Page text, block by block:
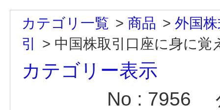
カテゴリ一覧 > 商品 > 外国
引
> 中国株取引口座に身に覚
カテゴリー表示
No : 7956